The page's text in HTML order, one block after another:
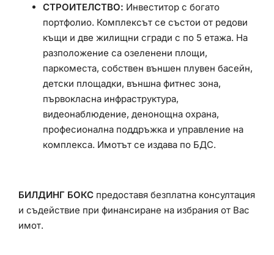
СТРОИТЕЛСТВО: Инвеститор с богато
портфолио. Комплексът се състои от редови
къщи и две жилищни сгради с по 5 етажа. На
разположение са озеленени площи,
паркоместа, собствен външен плувен басейн,
детски площадки, външна фитнес зона,
първокласна инфраструктура,
видеонаблюдение, денонощна охрана,
професионална поддръжка и управление на
комплекса. Имотът се издава по БДС.
БИЛДИНГ БОКС предоставя безплатна консултация
и съдействие при финансиране на избрания от Вас
имот.